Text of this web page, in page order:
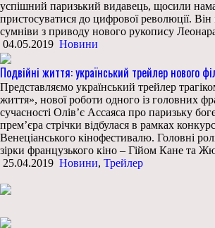
успішний паризький видавець, щосили
пристосуватися до цифрової революції. Він
сумніви з приводу нового рукопису
04.05.2019 Новини
Подвійні життя: український трейлер нового
Представляємо український трейлер
життя», нової роботи одного із головних
сучасності Олів’є Ассаяса про паризьку
прем’єра стрічки відбулася в рамках
Венеціанського кінофестивалю. Головні
зірки французького кіно – Гійом Кане та
25.04.2019 Новини, Трейлер